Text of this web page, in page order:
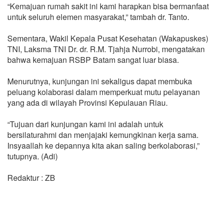
“Kemajuan rumah sakit ini kami harapkan bisa bermanfaat
untuk seluruh elemen masyarakat,” tambah dr. Tanto.
Sementara, Wakil Kepala Pusat Kesehatan (Wakapuskes)
TNI, Laksma TNI Dr. dr. R.M. Tjahja Nurrobi, mengatakan
bahwa kemajuan RSBP Batam sangat luar biasa.
Menurutnya, kunjungan ini sekaligus dapat membuka
peluang kolaborasi dalam memperkuat mutu pelayanan
yang ada di wilayah Provinsi Kepulauan Riau.
“Tujuan dari kunjungan kami ini adalah untuk
bersilaturahmi dan menjajaki kemungkinan kerja sama.
Insyaallah ke depannya kita akan saling berkolaborasi,”
tutupnya. (Adi)
Redaktur : ZB